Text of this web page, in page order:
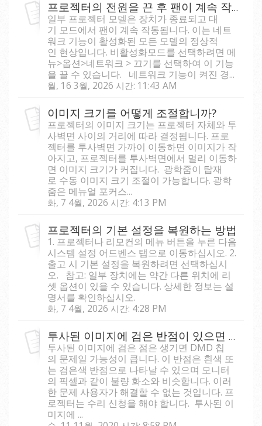
프로젝터의 전원을 끈 후 팬이 계속 작동됩니다
일부 프로젝터 모델은 장치가 종료되고 대
기 모드에서 팬이 계속 작동됩니다. 이는 네트
워크 기능이 활성화된 모든 모델의 정상적
인 현상입니다. 비활성화모드를 선택하려면 메
뉴>옵션>네트워크 > 끄기를 선택하여 이 기능
을 끌 수 있습니다. 네트워크 기능이 켜진 경...
월, 16 3월, 2026 시간: 11:43 AM
이미지 크기를 어떻게 조절합니까?
프로젝터의 이미지 크기는 프로젝터 자체와 투
사벽면 사이의 거리에 따라 결정됩니다. 프로
젝터를 투사벽면 가까이 이동하면 이미지가 작
아지고, 프로젝터를 투사벽면에서 멀리 이동하
면 이미지 크기가 커집니다. 광학줌이 탑재
로 수동 이미지 크기 조절이 가능합니다. 광학
줌은 메뉴얼 포커스...
화, 7 4월, 2026 시간: 4:13 PM
프로젝터의 기본 설정을 복원하는 방법
1. 프로젝터나 리모컨의 메뉴 버튼을 누른 다음
시스템 설정 어드벤스 탭으로 이동하십시오. 2.
출고 시 기본 설정을 복원하려면 선택하십시
오. 참고: 일부 장치에는 약간 다른 위치에 리
셋 옵션이 있을 수 있습니다. 상세한 정보는 설
명서를 확인하십시오.
화, 7 4월, 2026 시간: 4:28 PM
투사된 이미지에 검은 반점이 있으면 어떻게 해결합니까?
투사된 이미지에 검은 점은 생기면 DMD 칩
의 문제일 가능성이 큽니다. 이 반점은 흰색 또
는 검은색 반점으로 나타날 수 있으며 모니터
의 픽셀과 같이 불량 화소와 비슷합니다. 이러
한 문제 사용자가 해결할 수 없는 것입니다. 프
로젝터는 수리 신청을 해야 합니다. 투사된 이
미지에 ...